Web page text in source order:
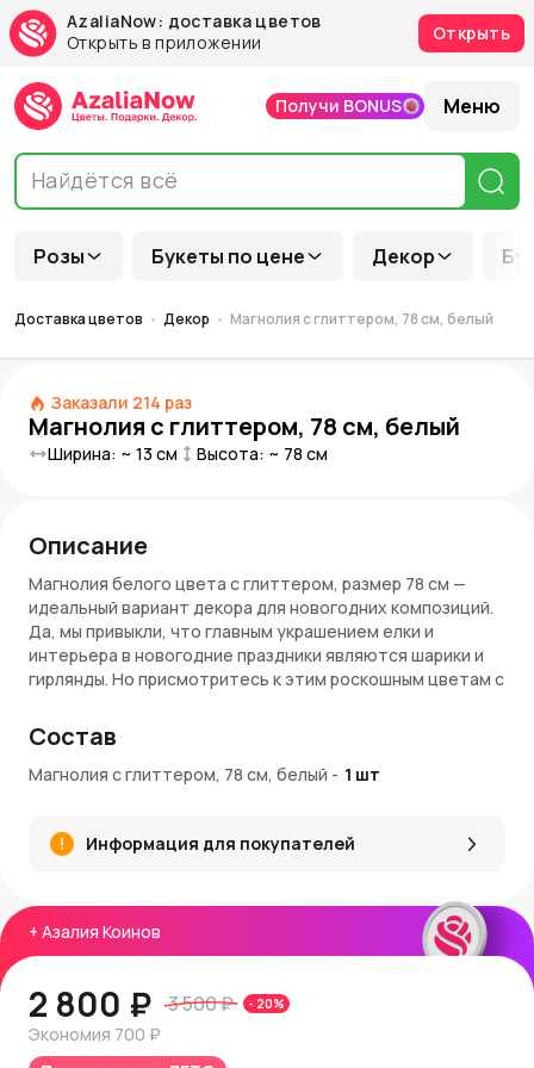
AzaliaNow: доставка цветов
Открыть в приложении
Открыть
Розы Букеты по цене Декор
Получи BONUS Меню
Доставка цветов Декор Магнолия с глиттером, 78 см, белый
Заказали 214 раз
Магнолия с глиттером, 78 см, белый
Ширина: ~ 13 см Высота: ~ 78 см
+ Азалия Коинов
2 800 ₽ 3 500 ₽ - 20%
Экономия 700 ₽
Описание
Магнолия белого цвета с глиттером, размер 78 см —
идеальный вариант декора для новогодних композиций.
Да, мы привыкли, что главным украшением елки и
интерьера в новогодние праздники являются шарики и
гирлянды. Но присмотритесь к этим роскошным цветам с
стать центром рождественской композиции!
Материалы и качество
мягкого синтетического текстиля (цветы и бутоны).
Материалы идеально имитируют вид цветка, его
глиттера (блесток) имитирует изморозь или легкий снег
на ветке.
Искусственные материалы высокого качества
гарантируют долговечность украшения. Вы сможете
использовать его много лет на праздники и он не
потеряет своего превосходного вида, цвета,
привлекательности.
Состав
Магнолия с глиттером, 78 см, белый - 1 шт
Информация для покупателей